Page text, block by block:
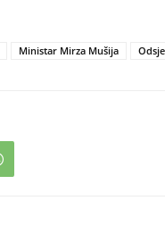
Ministar Mirza Mušija